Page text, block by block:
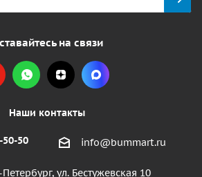
на связи
Наши контакты
50-50 info@bummart.ru
Петербург, ул. Бестужевская 10